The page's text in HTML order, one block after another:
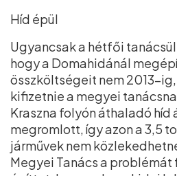
Híd épül
Ugyancsak a hétfői
hogy a Domahidánál
összköltségeit nem 2013-
kifizetnie a megyei
Kraszna folyón áthaladó
megromlott, így azon a 3,5
járművek nem
Megyei Tanács a